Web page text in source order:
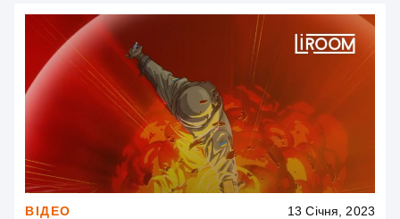
ВІДЕО 13 Січня, 2023